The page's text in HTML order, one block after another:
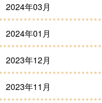
2024年03月
2024年01月
2023年12月
2023年11月